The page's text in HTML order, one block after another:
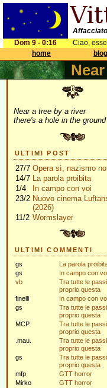
Dom 9 - 0:16
Ciao,
home
blog
Near a tree by a river
there's a hole in the ground
ULTIMI POST
27/7 Opera sì, nazismo no
14/7 La parola proibita
1/4
In campo con voi
23/2 Nuovo cinema
(2026)
11/2 Wormslayer
ULTIMI COMMENTI
gs
La parola
gs
In campo con
vb
Tra tutte le
proprio questa
finelli
In campo con
gs
Tra tutte le
proprio questa
MCP
Tra tutte le
proprio questa
.mau.
Tra tutte le
proprio questa
gs
Tra tutte le
proprio questa
mfp
GTT horror
Mirko
GTT horror